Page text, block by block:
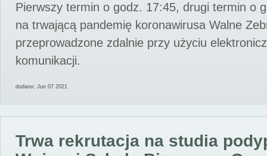
Pierwszy termin o godz. 17:45, drugi termin o
na trwającą pandemię koronawirusa Walne
przeprowadzone zdalnie przy użyciu
komunikacji.
dodano: Jun 07 2021
Trwa rekrutacja na studia